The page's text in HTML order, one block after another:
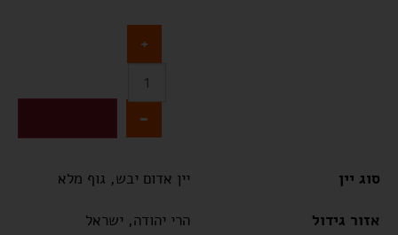
+
-
סוג יין יין אדום יבש, גוף מלא
אזור גידול הרי יהודה, ישראל